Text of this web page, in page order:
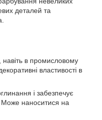
деталей та
навіть в промисловому
властивості в
і забезпечує
Може наноситися на